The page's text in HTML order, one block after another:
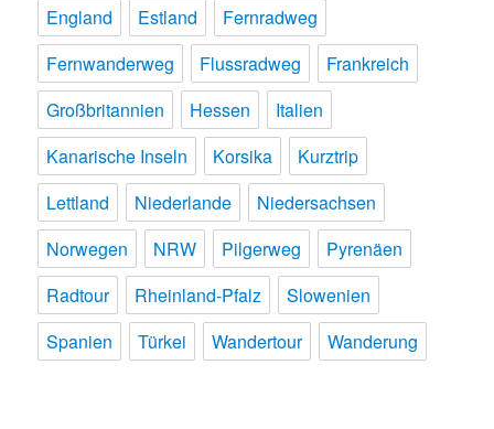
England
Estland
Fernradweg
Fernwanderweg
Flussradweg
Frankreich
Großbritannien
Hessen
Italien
Kanarische Inseln
Korsika
Kurztrip
Lettland
Niederlande
Niedersachsen
Norwegen
NRW Pilgerweg
Pyrenäen
Radtour
Rheinland-Pfalz
Slowenien
Spanien
Türkei Wandertour Wanderung